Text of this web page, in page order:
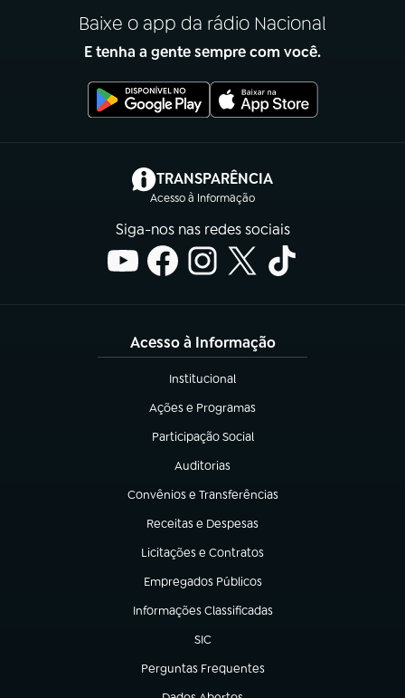
Baixe o app da rádio Nacional
E tenha a gente sempre com você.
TRANSPARÊNCIA
Acesso à Informação
(abre em nova aba)
Siga-nos nas redes sociais
Acesso à Informação
Institucional
(abre em nova aba)
Ações e Programas
(abre em nova aba)
Participação Social
(abre em nova aba)
Auditorias
(abre em nova aba)
Convênios e Transferências
(abre em nova aba)
Receitas e Despesas
(abre em nova aba)
Licitações e Contratos
(abre em nova aba)
Empregados Públicos
(abre em nova aba)
Informações Classificadas
(abre em nova aba)
SIC
(abre em nova aba)
Perguntas Frequentes
(abre em nova aba)